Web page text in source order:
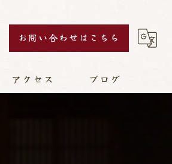
お問い合わせはこちら
アクセス ブログ